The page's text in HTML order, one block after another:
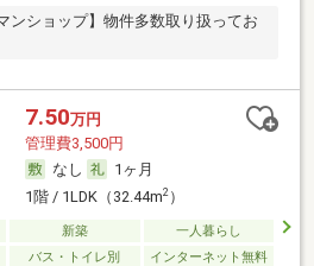
ンショップ】物件多数取り扱ってお
7.50万円
管理費3,500円
なし
1ヶ月
1階 / 1LDK（32.44m2）
新築
一人暮らし
バス・トイレ別 インターネット無料